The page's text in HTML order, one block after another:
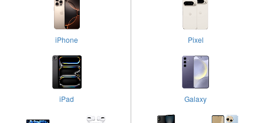
iPhone
iPad
Pixel
Galaxy